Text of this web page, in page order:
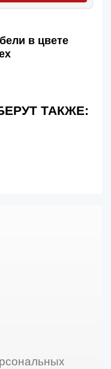
в цвете
ТАКЖЕ: